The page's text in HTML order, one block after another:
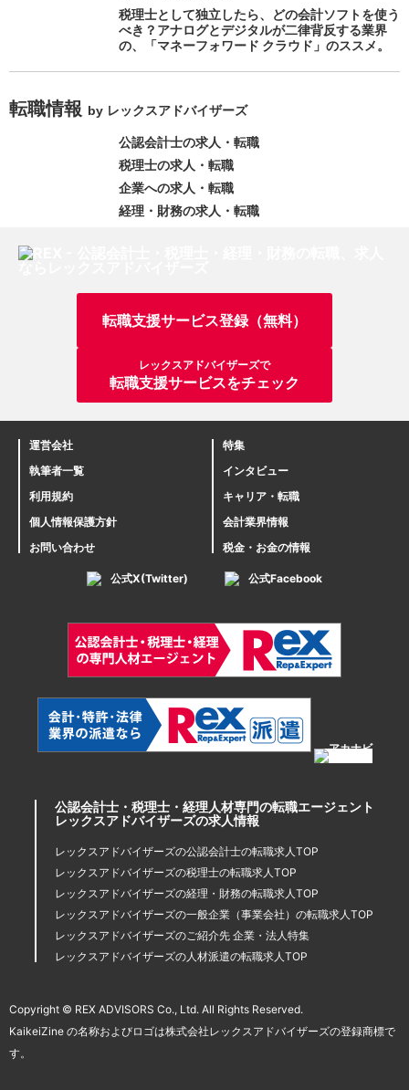
税理士として独立したら、どの会計ソフトを使う
べき？アナログとデジタルが二律背反する業界
の、「マネーフォワード クラウド」のススメ。
転職情報 by レックスアドバイザーズ
公認会計士の求人・転職
税理士の求人・転職
企業への求人・転職
経理・財務の求人・転職
転職支援サービス登録（無料）
レックスアドバイザーズで
転職支援サービスをチェック
運営会社
執筆者一覧
利用規約
個人情報保護方針
お問い合わせ
特集
インタビュー
キャリア・転職
会計業界情報
税金・お金の情報
公式X(Twitter) 公式Facebook
公認会計士・税理士・経理人材専門の転職エージェント
レックスアドバイザーズの求人情報
レックスアドバイザーズの公認会計士の転職求人TOP
レックスアドバイザーズの税理士の転職求人TOP
レックスアドバイザーズの経理・財務の転職求人TOP
レックスアドバイザーズの一般企業（事業会社）の転職求人TOP
レックスアドバイザーズのご紹介先 企業・法人特集
レックスアドバイザーズの人材派遣の転職求人TOP
Copyright © REX ADVISORS Co., Ltd. All Rights Reserved.
KaikeiZine の名称およびロゴは株式会社レックスアドバイザーズの登録商標で
す。